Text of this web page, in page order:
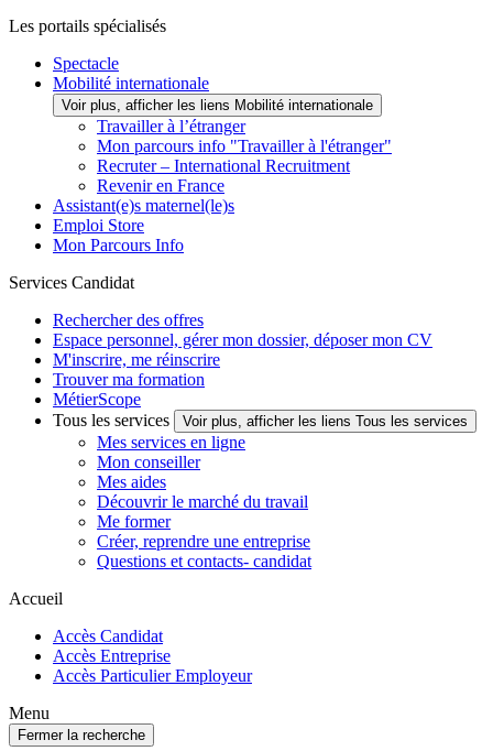
Les portails spécialisés
Spectacle
Mobilité internationale
Voir plus, afficher les liens Mobilité internationale
Travailler à l’étranger
Mon parcours info "Travailler à l'étranger"
Recruter – International Recruitment
Revenir en France
Assistant(e)s maternel(le)s
Emploi Store
Mon Parcours Info
Services Candidat
Rechercher des offres
Espace personnel, gérer mon dossier, déposer mon CV
M'inscrire, me réinscrire
Trouver ma formation
MétierScope
Tous les services
Voir plus, afficher les liens Tous les services
Mes services en ligne
Mon conseiller
Mes aides
Découvrir le marché du travail
Me former
Créer, reprendre une entreprise
Questions et contacts- candidat
Accueil
Accès Candidat
Accès Entreprise
Accès Particulier Employeur
Menu
Fermer la recherche